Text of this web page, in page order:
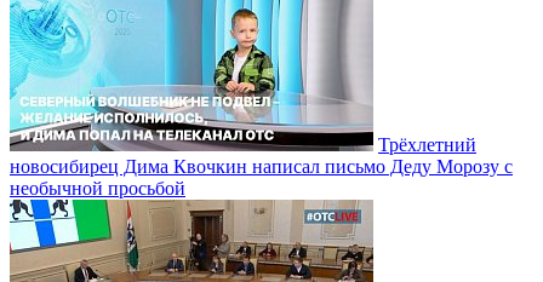
Трёхлетний
новосибирец Дима Квочкин написал письмо Деду Морозу с
необычной просьбой